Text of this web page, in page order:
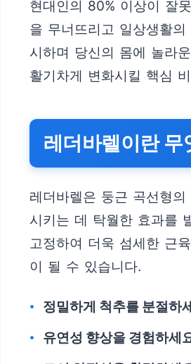
현대인의 80% 이상이 잘
을 무너뜨리고 일상생활
시하며 당신의 몸에 놀라
활기차게 변화시킬 핵심
레더바렐이란 무
레더바렐은 둥근 곡선형
시키는 데 탁월한 효과를
고정하여 더욱 섬세한 근
이 될 수 있습니다.
정밀하게 척추를 분절하
유연성 향상을 경험하세